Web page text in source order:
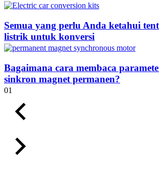
Semua yang perlu Anda ketahui
listrik untuk konversi
Bagaimana cara membaca
sinkron magnet permanen?
01